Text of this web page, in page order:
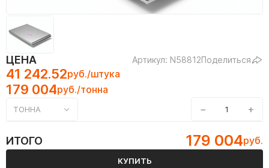
ЦЕНА Артикул: N58812Поделиться
41 242.52руб./штука
179 004руб./тонна
ТОННА − +
ИТОГО 179 004руб.
КУПИТЬ